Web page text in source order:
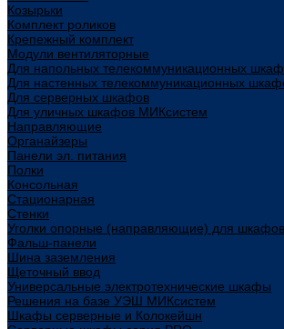
Козырьки
Комплект роликов
Крепежный комплект
Модули вентиляторные
Для напольных телекоммуникационных
Для настенных телекоммуникационных
Для серверных шкафов
Для уличных шкафов МИКсистем
Направляющие
Органайзеры
Панели эл. питания
Полки
Консольная
Стационарная
Стенки
Уголки опорные (направляющие) для шкафов
Фальш-панели
Шина заземления
Щеточный ввод
Универсальные электротехнические шкафы
Решения на базе УЭШ МИКсистем
Шкафы серверные и Колокейшн